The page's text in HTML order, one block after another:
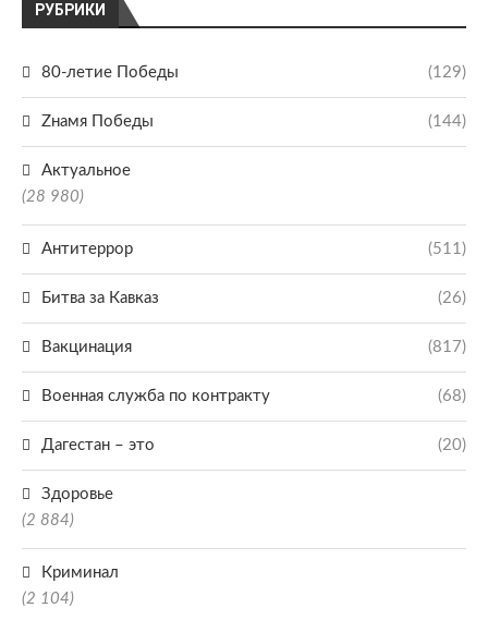
РУБРИКИ
80-летие Победы (129)
Zнамя Победы (144)
Актуальное
(28 980)
Антитеррор (511)
Битва за Кавказ (26)
Вакцинация (817)
Военная служба по контракту (68)
Дагестан – это (20)
Здоровье
(2 884)
Криминал
(2 104)